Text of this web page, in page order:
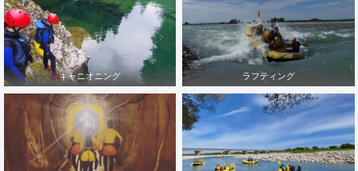
キャニオニング ラフティング